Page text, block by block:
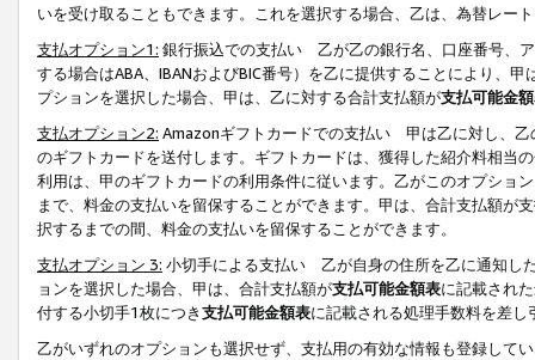
いを受け取ることもできます。これを選択する場合、乙は、為替レー
支払オプション1: 銀行振込での支払い 乙が乙の銀行名、口座番号、
する場合はABA、IBANおよびBIC番号）を乙に提供することにより、
プションを選択した場合、甲は、乙に対する合計支払額が支払可能金
支払オプション2: Amazonギフトカードでの支払い 甲は乙に対し、乙
のギフトカードを送付します。ギフトカードは、獲得した紹介料相当
利用は、甲のギフトカードの利用条件に従います。乙がこのオプショ
まで、料金の支払いを留保することができます。甲は、合計支払額が
択するまでの間、料金の支払いを留保することができます。
支払オプション 3: 小切手による支払い 乙が自身の住所を乙に通知し
ョンを選択した場合、甲は、合計支払額が支払可能金額表に記載され
付する小切手1枚につき支払可能金額表に記載される処理手数料を差し
乙がいずれのオプションも選択せず、支払用の有効な情報も登録して